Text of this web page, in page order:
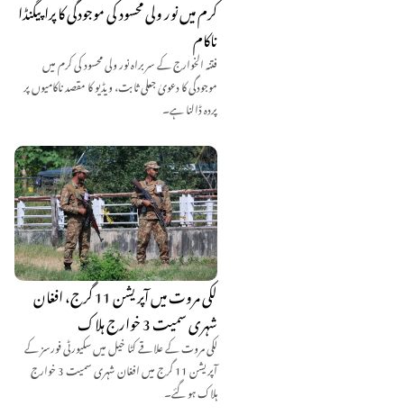
کرم میں نور ولی محسود کی موجودگی کا پراپیگنڈا
ناکام
فتنہ الخوارج کے سربراہ نور ولی محسود کی کرم میں
موجودگی کا دعویٰ جعلی ثابت، ویڈیو کا مقصد ناکامیوں پر
پردہ ڈالنا ہے۔
لکی مروت میں آپریشن 11 گرج، افغان
شہری سمیت 3 خوارج ہلاک
لکی مروت کے علاقے کٹا خیل میں سکیورٹی فورسز کے
آپریشن 11 گرج میں افغان شہری سمیت 3 خوارج
ہلاک ہو گئے۔